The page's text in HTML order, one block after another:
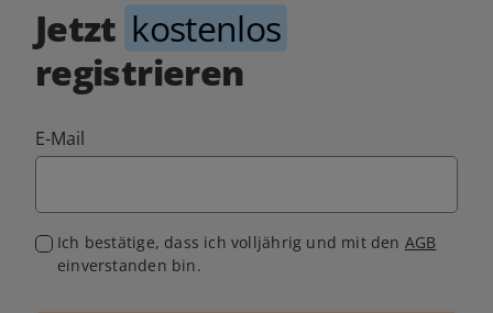
Jetzt kostenlos
registrieren
E-Mail
Ich bestätige, dass ich volljährig und mit den AGB
einverstanden bin.